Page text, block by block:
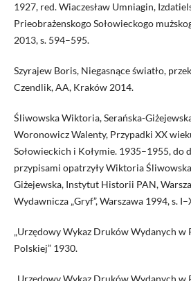
1927, red. Wiaczesław Umniagin,
Prieobrażenskogo Sołowieckogo
2013, s. 594–595.
Szyrajew Boris, Niegasnące światło,
Czendlik, AA, Kraków 2014.
Śliwowska Wiktoria, Serańska-
Woronowicz Walenty, Przypadki XX
Sołowieckich i Kołymie. 1935–1955, do
przypisami opatrzyły Wiktoria
Giżejewska, Instytut Historii PAN,
Wydawnicza „Gryf”, Warszawa 1994, s.
„Urzędowy Wykaz Druków Wydanych w
Polskiej” 1930.